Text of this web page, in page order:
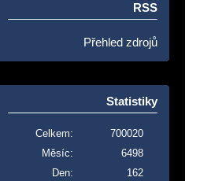
RSS
Přehled zdrojů
Statistiky
Celkem:
700020
Měsíc:
6498
Den:
162